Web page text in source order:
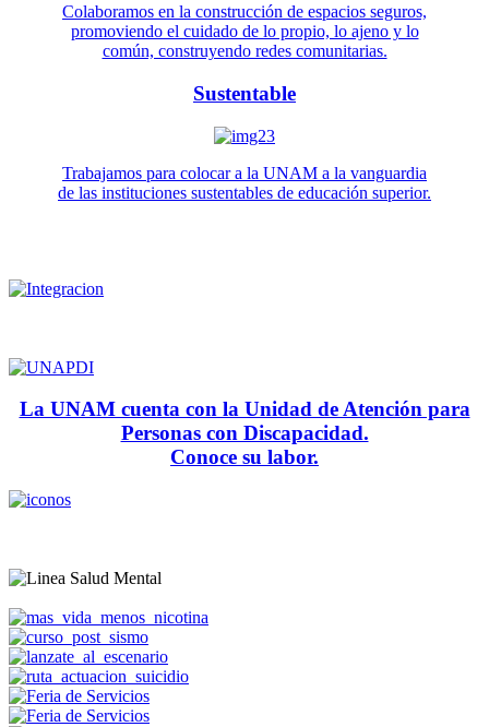
Colaboramos en la construcción de espacios seguros,
promoviendo el cuidado de lo propio, lo ajeno y lo
común, construyendo redes comunitarias.
Sustentable
Trabajamos para colocar a la UNAM a la vanguardia
de las instituciones sustentables de educación superior.
La UNAM cuenta con la Unidad de Atención para
Personas con Discapacidad.
Conoce su labor.